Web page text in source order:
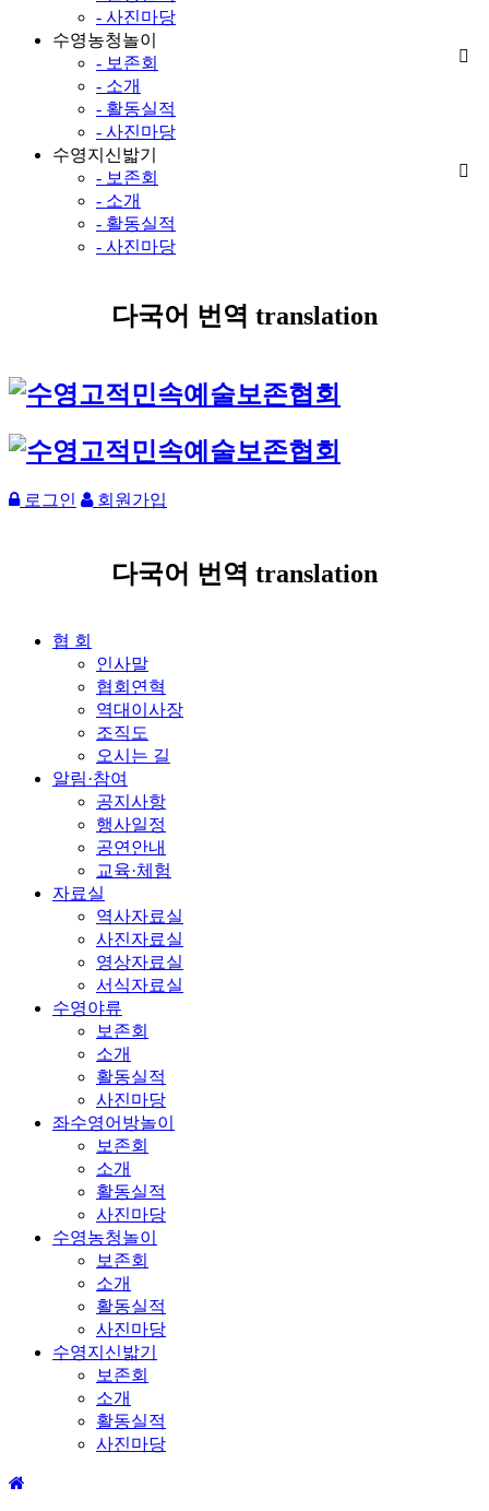
- 사진마당
수영농청놀이
- 보존회
- 소개
- 활동실적
- 사진마당
수영지신밟기
- 보존회
- 소개
- 활동실적
- 사진마당
다국어 번역 translation
로그인 회원가입
다국어 번역 translation
협 회
인사말
협회연혁
역대이사장
조직도
오시는 길
알림·참여
공지사항
행사일정
공연안내
교육·체험
자료실
역사자료실
사진자료실
영상자료실
서식자료실
수영야류
보존회
소개
활동실적
사진마당
좌수영어방놀이
보존회
소개
활동실적
사진마당
수영농청놀이
보존회
소개
활동실적
사진마당
수영지신밟기
보존회
소개
활동실적
사진마당